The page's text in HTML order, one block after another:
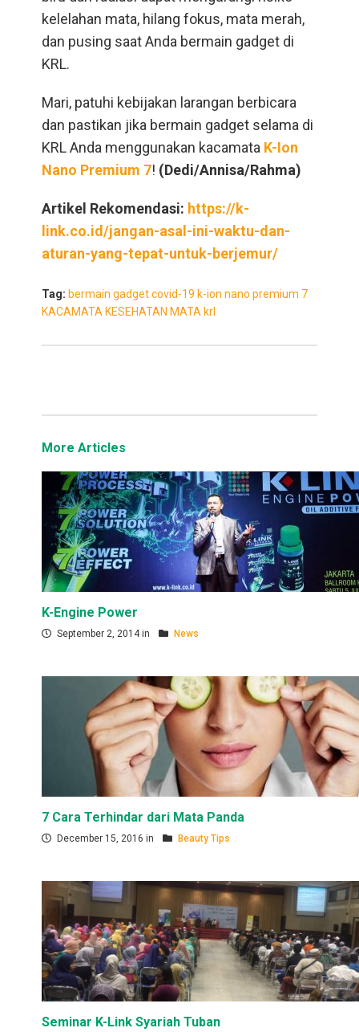
kelelahan mata, hilang fokus, mata merah,
dan pusing saat Anda bermain gadget di
KRL.
Mari, patuhi kebijakan larangan berbicara
dan pastikan jika bermain gadget selama di
KRL Anda menggunakan kacamata K-Ion
Nano Premium 7! (Dedi/Annisa/Rahma)
Artikel Rekomendasi: https://k-
link.co.id/jangan-asal-ini-waktu-dan-
aturan-yang-tepat-untuk-berjemur/
Tag: bermain gadget covid-19 k-ion nano premium 7
KACAMATA KESEHATAN MATA krl
More Articles
K-Engine Power
September 2, 2014 in News
7 Cara Terhindar dari Mata Panda
December 15, 2016 in Beauty Tips
Seminar K-Link Syariah Tuban